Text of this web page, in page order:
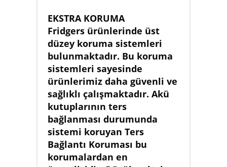
EKSTRA KORUMA
Fridgers ürünlerinde üst
düzey koruma sistemleri
bulunmaktadır. Bu koruma
sistemleri sayesinde
ürünlerimiz daha güvenli ve
sağlıklı çalışmaktadır. Akü
kutuplarının ters
bağlanması durumunda
sistemi koruyan Ters
Bağlantı Koruması bu
korumalardan en